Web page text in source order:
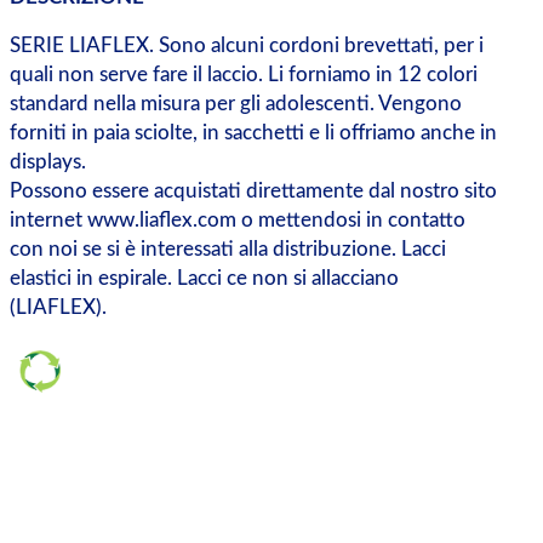
SERIE LIAFLEX. Sono alcuni cordoni brevettati, per i
quali non serve fare il laccio. Li forniamo in 12 colori
standard nella misura per gli adolescenti. Vengono
forniti in paia sciolte, in sacchetti e li offriamo anche in
displays.
Possono essere acquistati direttamente dal nostro sito
internet www.liaflex.com o mettendosi in contatto
con noi se si è interessati alla distribuzione. Lacci
elastici in espirale. Lacci ce non si allacciano
(LIAFLEX).